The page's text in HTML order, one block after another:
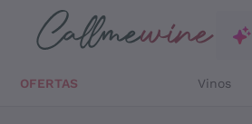
Saltar al contenido principal
OFERTAS Vinos